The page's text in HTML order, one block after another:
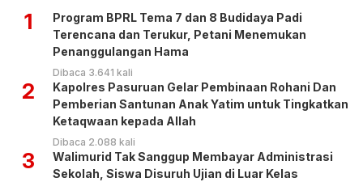
1
Program BPRL Tema 7 dan 8 Budidaya Padi
Terencana dan Terukur, Petani Menemukan
Penanggulangan Hama
Dibaca 3.641 kali
2
Kapolres Pasuruan Gelar Pembinaan Rohani Dan
Pemberian Santunan Anak Yatim untuk Tingkatkan
Ketaqwaan kepada Allah
Dibaca 2.088 kali
3
Walimurid Tak Sanggup Membayar Administrasi
Sekolah, Siswa Disuruh Ujian di Luar Kelas